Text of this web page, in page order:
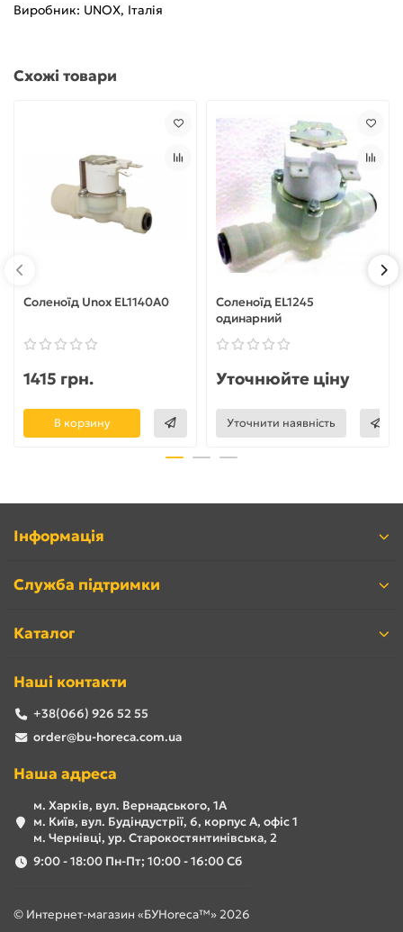
Виробник: UNOX, Італія
Схожі товари
Соленоїд Unox EL1140A0
1415 грн.
В корзину
Соленоїд EL1245
одинарний
Уточнюйте ціну
Уточнити наявність
Інформація
Служба підтримки
Каталог
Наші контакти
+38(066) 926 52 55
order@bu-horeca.com.ua
Наша адреса
м. Харків, вул. Вернадського, 1А
м. Київ, вул. Будіндустрії, 6, корпус А, офіс 1
м. Чернівці, ур. Старокостянтинівська, 2
9:00 - 18:00 Пн-Пт; 10:00 - 16:00 Сб
© Интернет-магазин «БУHoreca™» 2026